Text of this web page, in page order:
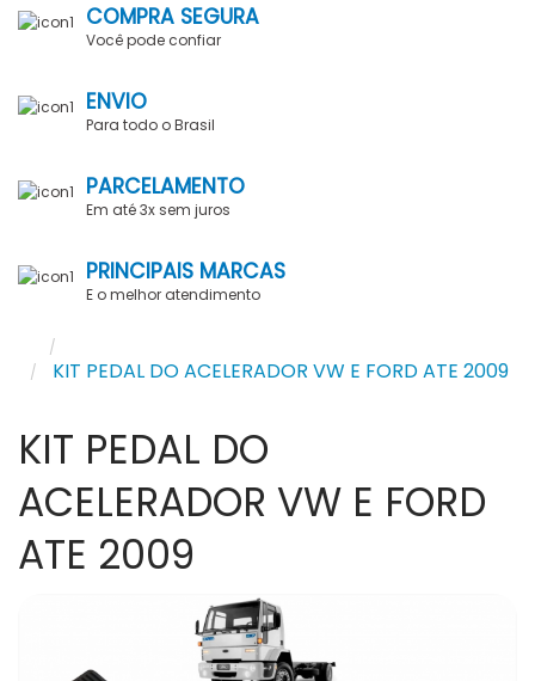
COMPRA SEGURA
Você pode confiar
ENVIO
Para todo o Brasil
PARCELAMENTO
Em até 3x sem juros
PRINCIPAIS MARCAS
E o melhor atendimento
KIT PEDAL DO ACELERADOR VW E FORD ATE 2009
KIT PEDAL DO
ACELERADOR VW E FORD
ATE 2009